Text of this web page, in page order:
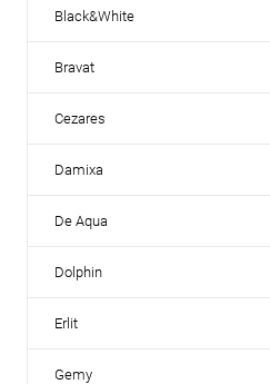
Black&White
Bravat
Cezares
Damixa
De Aqua
Dolphin
Erlit
Gemy